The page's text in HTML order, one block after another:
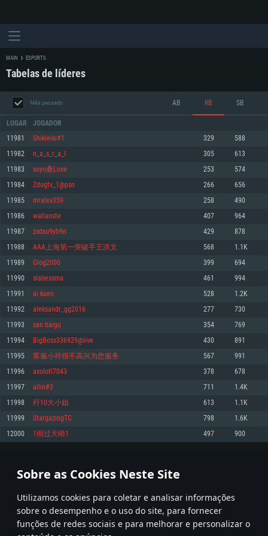
Sobre as Cookies Neste Site
Utilizamos cookies para coletar e analisar informações
sobre o desempenho e o uso do site, para fornecer
funções de redes sociais e para melhorar e personalizar o
REQUERIMENTOS DE SISTEMA
PC
Mínimo
Sistema Operativo: Windows 10 (64 bit)
Processador: Dual-Core 2.2 GHz
Memória: 4GB
Placa Gráfica: Placa com DirectX 11: AMD Radeon 77XX / NVIDIA GeForce
GTX 660. Resolução mínima suportada: 720p
Network: Internet de banda larga.
Disco: 23,1 GB
Recomendado
superior, Radeon RX 570 ou superior
Disco: 75,9 GB
Mínimo
Sistema Operativo: Mac OS Big Sur 11.0 ou versão mais recente
Processador: Core i5 2.2GHz mínimo (Intel Xeon não suportado)
Memória: 6 GB
Placa Gráfica: Intel Iris Pro 5200 (Mac), equivalentes AMD/Nvidia para Mac.
Resolução mínima suportada: 720p com suporte Metal.
Network: Internet de banda larga.
Disco: 21,5 GB
Recomendado
Network: Internet de banda larga.
Mínimo
Sistema Operativo: Distribuições mais modernas do Linux de 64bit
Processador: Dual-Core 2.4 GHz
Memória: 4 GB
Placa Gráfica: NVIDIA 660 com os drivers mais recentes (não mais de 6
meses) / equivalentes AMD com os drivers mais recentes com suporte
Vulkan (não mais de 6 meses); Resolução mínima suportada: 720p.
Network: Internet de banda larga.
Disco: 21,5 GB
Recomendado
Sistema Operativo: Ubuntu 20.04 64bit
Processador: Intel Core i7
Memória: 16 GB
Placa Gráfica: NVIDIA 1060 com os drivers mais recentes (não mais de 6
meses) / equivalentes AMD (Radeon RX 570) com os drivers mais recentes
Network: Internet de banda larga.
MAIN ESPORTS
Tabelas de líderes
Mês passado AB RB SB
LUGAR JOGADOR
11981 Shikieiki#1 329 588
11982 n_a_s_r_a_l 305 613
11983 soyo桑Love 253 574
11984 Zdogtv_1@psn 266 656
11985 mralex359 258 490
11986 wallanste 407 964
11987 zxdxu9yb9n 429 878
11988 AAA上海第一突破手王洪文 568 1.1K
11989 Glog2000 399 694
11990 slabessma 461 994
11991 ai kuen 528 1.2K
11992 aleksandr_gg2016 277 730
11993 san baigu 354 769
11994 BigBoss336929@live 430 891
11995 客服小祥很不高兴为您服务 567 991
11996 axolotl7043 378 678
11997 allin#3 711 1.4K
11998 歼10大小姐 613 1.1K
11999 StargazingTC 798 1.6K
12000 1雨过天晴1 497 900